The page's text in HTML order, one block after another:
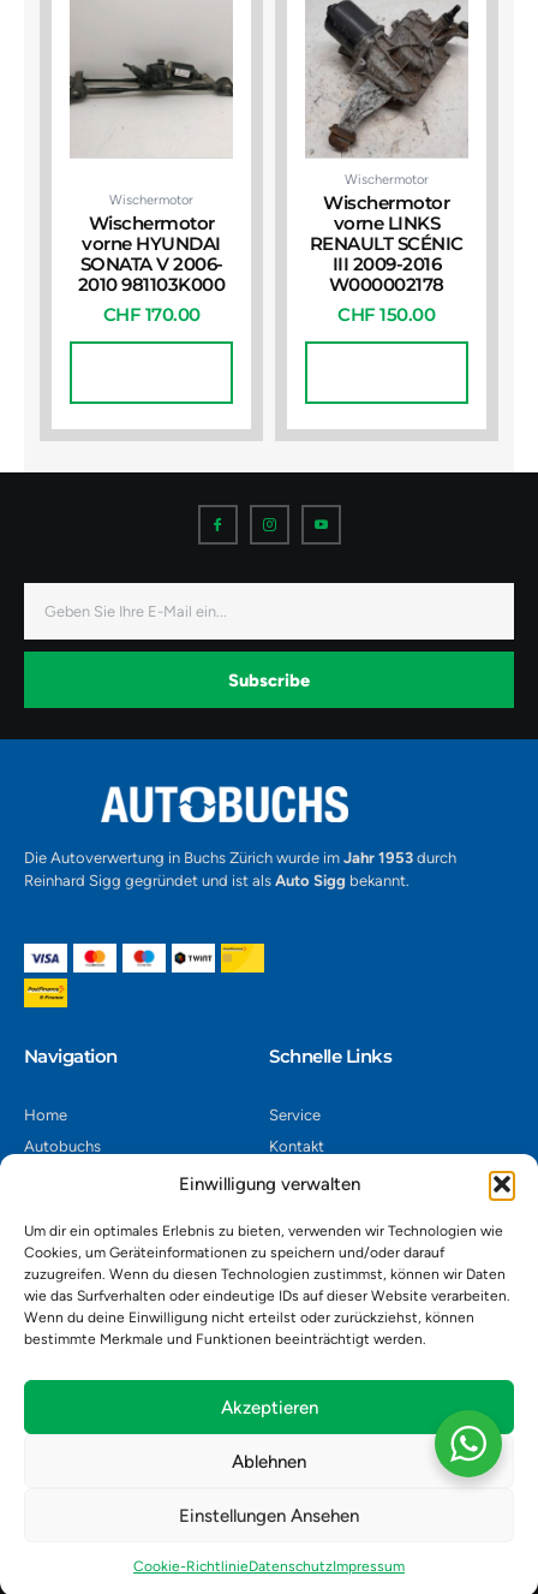
Einwilligung verwalten
Um dir ein optimales Erlebnis zu bieten, verwenden wir Technologien wie
Cookies, um Geräteinformationen zu speichern und/oder darauf
zuzugreifen. Wenn du diesen Technologien zustimmst, können wir Daten
wie das Surfverhalten oder eindeutige IDs auf dieser Website verarbeiten.
Wenn du deine Einwilligung nicht erteilst oder zurückziehst, können
bestimmte Merkmale und Funktionen beeinträchtigt werden.
Akzeptieren
Ablehnen
Einstellungen Ansehen
Cookie-RichtlinieDatenschutzImpressum
Wischermotor
Wischermotor
vorne HYUNDAI
SONATA V 2006-
2010 981103K000
CHF 170.00
Wischermotor
Wischermotor
vorne LINKS
RENAULT SCÉNIC
III 2009-2016
W000002178
CHF 150.00
I
c
o
n
e
o
o
I
c
o
n
g
r
m
1
I
c
n
b
e
Mail
Subscribe
Die Autoverwertung in Buchs Zürich wurde im Jahr 1953durch
Reinhard Sigg gegründet und ist als Auto Sigg bekannt.
Navigation​
Home
Autobuchs
Shop
Schnelle Links
Service
Kontakt
Impressum
AGB
Kontakt
Autoverwertung Khatib GmbH, Riedackerweg 14, 8107 Buchs,
043 243 50 30
Copyright © 2025 Autobuchs. Design & Development by
Alle ProdukteÜber unsKontakt